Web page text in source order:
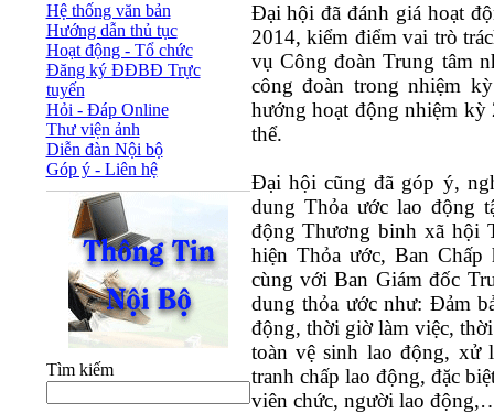
Hệ thống văn bản
Hướng dẫn thủ tục
Hoạt động - Tổ chức
Đăng ký ĐĐBĐ Trực
tuyến
Hỏi - Đáp Online
Thư viện ảnh
Diễn đàn Nội bộ
Góp ý - Liên hệ
Tìm kiếm
Đại hội đã đánh giá hoạt
2014, kiểm điểm vai trò
vụ Công đoàn Trung tâm
công đoàn trong nhiệm
hướng hoạt động nhiệm
thể.
Đại hội cũng đã góp ý,
dung Thỏa ước lao động
động Thương binh xã hội
hiện Thỏa ước, Ban Chấp
cùng với Ban Giám đốc
dung thỏa ước như: Đảm
động, thời giờ làm việc,
toàn vệ sinh lao động, xử
tranh chấp lao động, đặc
viên chức, người lao